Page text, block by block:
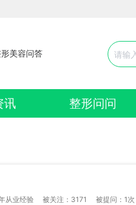
美容问答
讯 整形问问
从业经验 被关注：3171 被提问：1次